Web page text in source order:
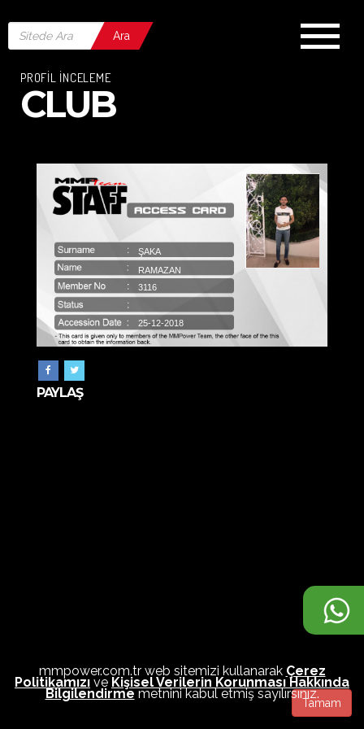
Ara
PROFİL İNCELEME
CLUB
ŞAKA
RAMAZAN
3116
25-12-2018
PAYLAŞ
mmpower.com.tr web sitemizi kullanarak Çerez
Politikamızı ve Kişisel Verilerin Korunması Hakkında
Bilgilendirmemetnini kabul etmiş sayılırsınız.
Tamam